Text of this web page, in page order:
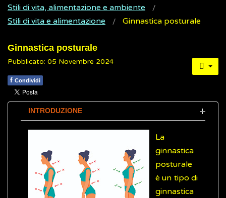
Stili di vita, alimentazione e ambiente
Stili di vita e alimentazione
Ginnastica posturale
Ginnastica posturale
Pubblicato: 05 Novembre 2024
f Condividi
INTRODUZIONE
La
ginnastica
posturale
è un tipo di
ginnastica